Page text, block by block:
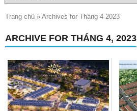
Trang chủ » Archives for Tháng 4 2023
ARCHIVE FOR THÁNG 4, 2023